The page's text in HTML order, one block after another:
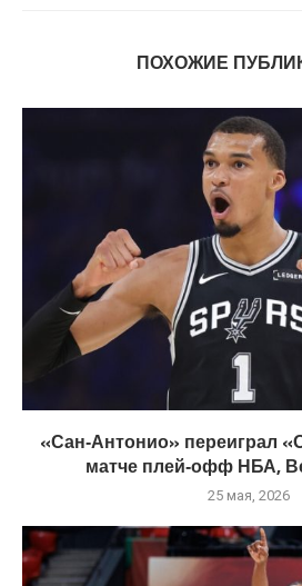
ПОХОЖИЕ
«Сан‑Антонио» переиграл
матче плей‑офф НБА,
25 мая, 2026